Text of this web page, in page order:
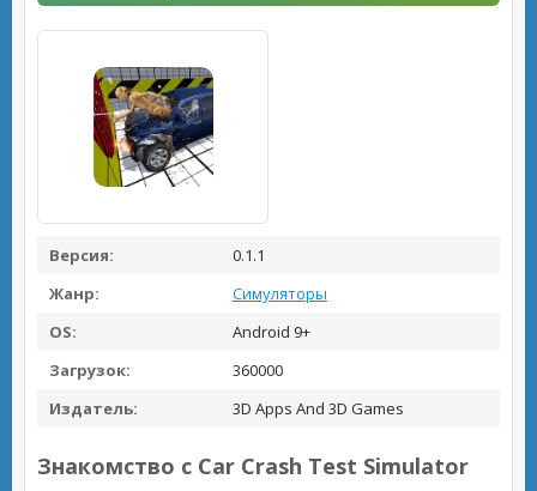
Версия:
0.1.1
Жанр:
Симуляторы
OS:
Android 9+
Загрузок:
360000
Издатель:
3D Apps And 3D Games
Знакомство с Car Crash Test Simulator